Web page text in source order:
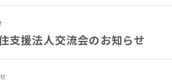
援法人交流会のお知らせ